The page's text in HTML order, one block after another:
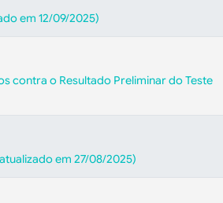
em 12/09/2025)
contra o Resultado Preliminar do Teste
em 27/08/2025)